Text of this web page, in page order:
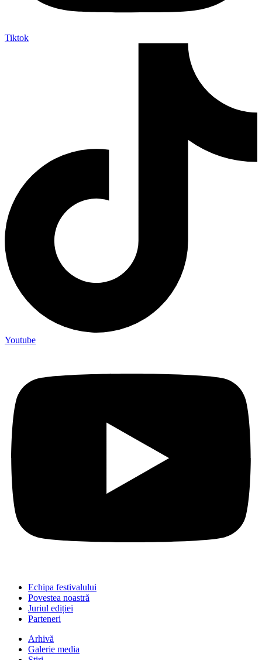
Tiktok
Youtube
Echipa festivalului
Povestea noastră
Juriul ediției
Parteneri
Arhivă
Galerie media